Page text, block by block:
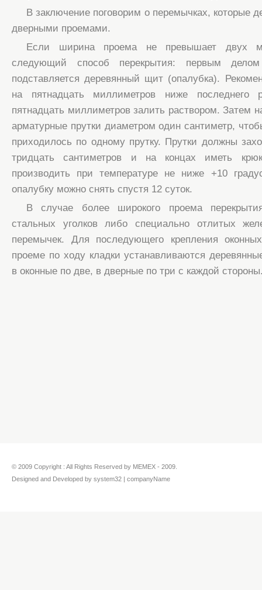
В заключение поговорим о перемычках, которые
дверными проемами.
Если ширина проема не превышает двух
следующий способ перекрытия: первым
подставляется деревянный щит (опалубка).
на пятнадцать миллиметров ниже
пятнадцать миллиметров залить раствором. Затем
арматурные прутки диаметром один сантиметр,
приходилось по одному прутку. Прутки должны
тридцать сантиметров и на концах иметь
производить при температуре не ниже +10
опалубку можно снять спустя 12 суток.
В случае более широкого проема
стальных уголков либо специально отлитых
перемычек. Для последующего крепления
проеме по ходу кладки устанавливаются
в оконные по две, в дверные по три с каждой
© 2009 Copyright : All Rights Reserved by MEMEX - 2009.
Designed and Developed by system32 | companyName